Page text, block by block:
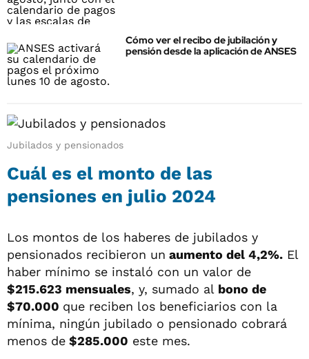
Cómo ver el recibo de jubilación y
pensión desde la aplicación de ANSES
Jubilados y pensionados
Cuál es el monto de las
pensiones en julio 2024
Los montos de los haberes de jubilados y
pensionados recibieron un aumento del 4,2%. El
haber mínimo se instaló con un valor de
$215.623 mensuales, y, sumado al bono de
$70.000 que reciben los beneficiarios con la
mínima, ningún jubilado o pensionado cobrará
menos de $285.000 este mes.